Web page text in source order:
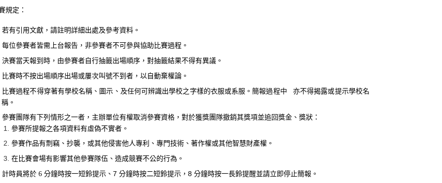
規定：
若有引用文獻，請註明詳細出處及參考資料。
每位參賽者皆需上台報告，非參賽者不可參與協助比賽過程。
決賽當天報到時，由參賽者自行抽籤出場順序，對抽籤結果不得有異議。
比賽時不按出場順序出場或屢次叫號不到者，以自動棄權論。
比賽過程不得穿著有學校名稱、圖示、及任何可辨識出學校之字樣的衣服或系服。簡報過程中
亦不得揭露或提示學校名
稱。
參賽團隊有下列情形之一者，主辦單位有權取消參賽資格，對於獲獎團隊撤銷其獎項並追回獎金、獎狀：
參賽所提報之各項資料有虛偽不實者。
參賽作品有剽竊、抄襲，或其他侵害他人專利、專門技術、著作權或其他智慧財產權。
在比賽會場有影響其他參賽隊伍、造成競賽不公的行為。
計時員將於 6 分鐘時按一短鈴提示、 7 分鐘時按二短鈴提示， 8 分鐘時按一長鈴提醒並請立即停止簡報。